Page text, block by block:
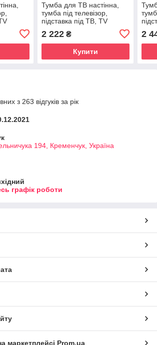
Тумба для ТВ настінна,
тумба під телевізор,
підставка під ТВ, TV
2 222₴
Купити
2
з 263 відгуків за рік
194, Кременчук, Україна
графік роботи
маркетплейсі Prom.ua